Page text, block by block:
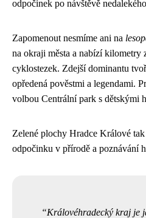
odpočinek po návštěvě
Zapomenout nesmíme ani na
na okraji města a nabízí kilometry
cyklostezek. Zdejší dominantu
opředená pověstmi a legendami.
volbou Centrální park s dětskými
Zelené plochy Hradce Králové
odpočinku v přírodě a poznávání
Královéhradecký kraj je